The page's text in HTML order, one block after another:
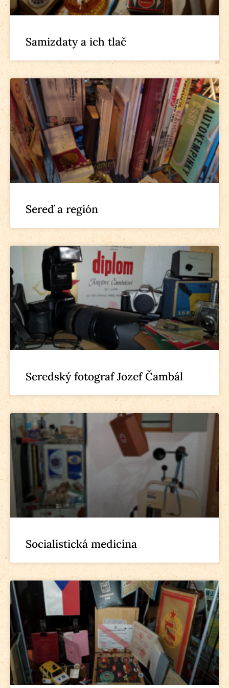
Samizdaty a ich tlač
Sereď a región
Seredský fotograf Jozef Čambál
Socialistická medicína